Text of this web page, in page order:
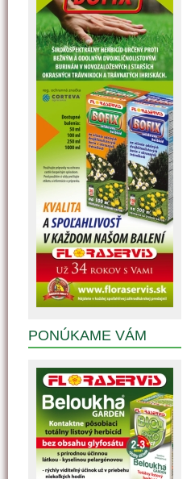
PONÚKAME VÁM